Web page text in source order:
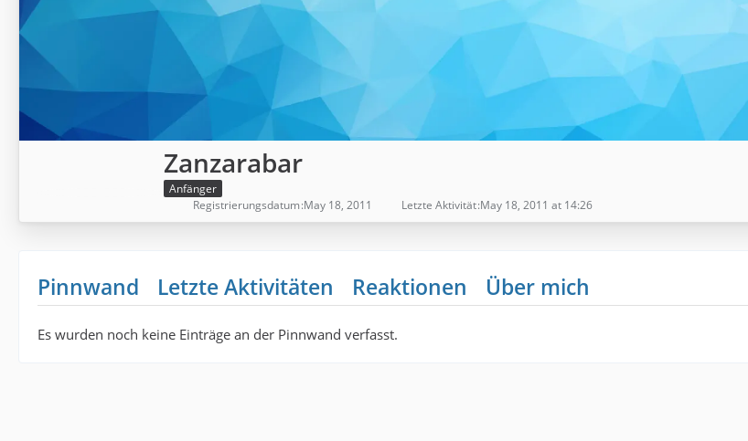
Zanzarabar
Anfänger
Registrierungsdatum May 18, 2011 Letzte Aktivität May 18, 2011 at 14:26
Pinnwand Letzte Aktivitäten Reaktionen Über mich
Es wurden noch keine Einträge an der Pinnwand verfasst.